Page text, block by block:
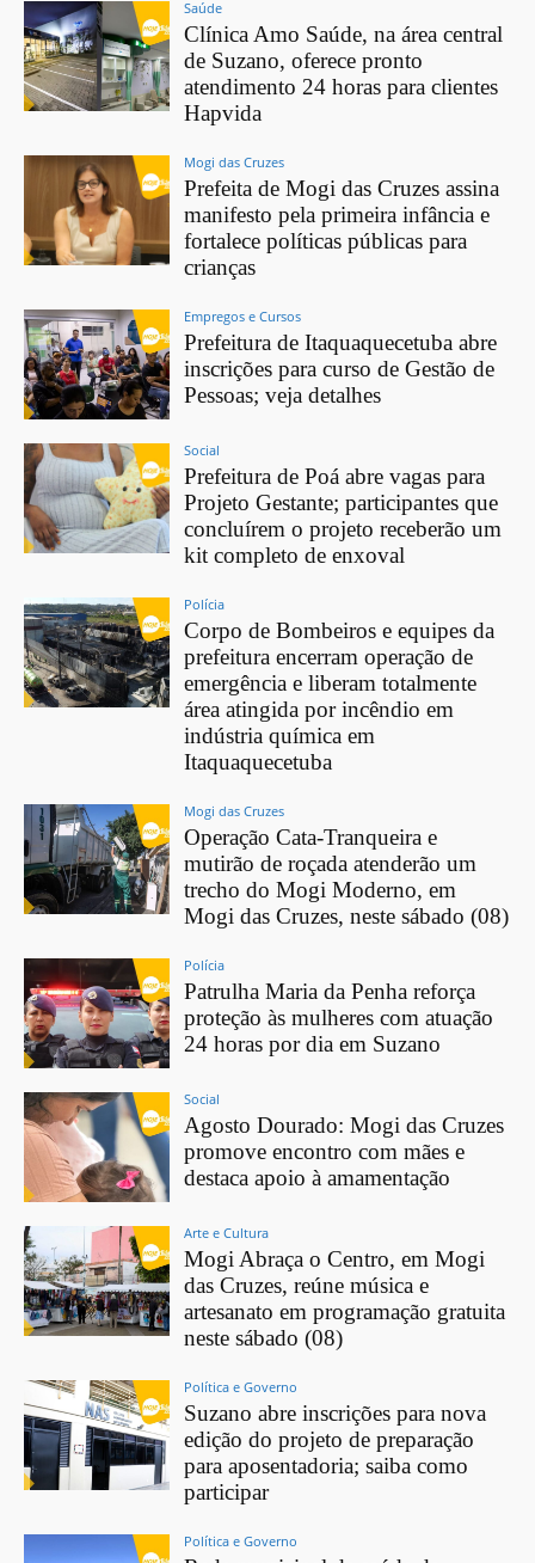
Saúde
Clínica Amo Saúde, na área central
de Suzano, oferece pronto
atendimento 24 horas para clientes
Hapvida
Mogi das Cruzes
Prefeita de Mogi das Cruzes assina
manifesto pela primeira infância e
fortalece políticas públicas para
crianças
Empregos e Cursos
Prefeitura de Itaquaquecetuba abre
inscrições para curso de Gestão de
Pessoas; veja detalhes
Social
Prefeitura de Poá abre vagas para
Projeto Gestante; participantes que
concluírem o projeto receberão um
kit completo de enxoval
Polícia
Corpo de Bombeiros e equipes da
prefeitura encerram operação de
emergência e liberam totalmente
área atingida por incêndio em
indústria química em
Itaquaquecetuba
Mogi das Cruzes
Operação Cata-Tranqueira e
mutirão de roçada atenderão um
trecho do Mogi Moderno, em
Mogi das Cruzes, neste sábado (08)
Polícia
Patrulha Maria da Penha reforça
proteção às mulheres com atuação
24 horas por dia em Suzano
Social
Agosto Dourado: Mogi das Cruzes
promove encontro com mães e
destaca apoio à amamentação
Arte e Cultura
Mogi Abraça o Centro, em Mogi
das Cruzes, reúne música e
artesanato em programação gratuita
neste sábado (08)
Política e Governo
Suzano abre inscrições para nova
edição do projeto de preparação
para aposentadoria; saiba como
participar
Política e Governo